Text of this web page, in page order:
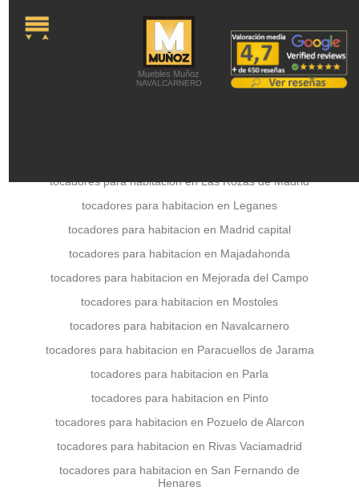
Colchones - Colchones Viscoelásticos -Colchones látex -
Colchones Juveniles -
Canapés abatibles -
Almohadas - Latiendadecolchones
Muebles Muñoz
NAVALCARNERO
tocadores para habitacion en Las Rozas de Madrid
tocadores para habitacion en Leganes
tocadores para habitacion en Madrid capital
tocadores para habitacion en Majadahonda
tocadores para habitacion en Mejorada del Campo
tocadores para habitacion en Mostoles
tocadores para habitacion en Navalcarnero
tocadores para habitacion en Paracuellos de Jarama
tocadores para habitacion en Parla
tocadores para habitacion en Pinto
tocadores para habitacion en Pozuelo de Alarcon
tocadores para habitacion en Rivas Vaciamadrid
tocadores para habitacion en San Fernando de
Henares